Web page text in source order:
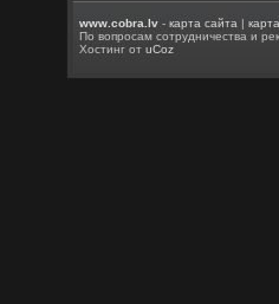
www.cobra.lv -карта сайта |
По вопросам сотрудничества и
Хостинг отuCoz